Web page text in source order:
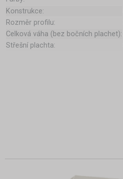
Konstrukce:
Rozměr profilu:
Celková váha (bez bočních plachet):
Střešní plachta: